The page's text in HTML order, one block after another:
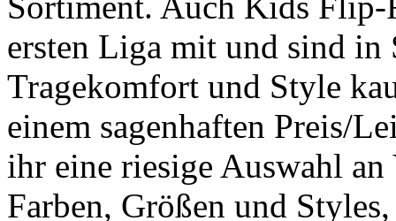
ersten Liga mit und sind
Tragekomfort und Style
einem sagenhaften Preis/
ihr eine riesige Auswahl
Farben, Größen und